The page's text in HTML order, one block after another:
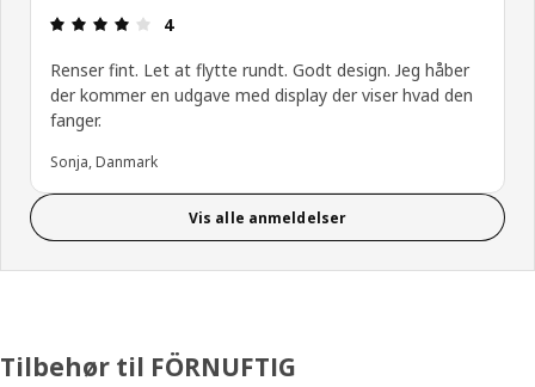
Anmeldelse: 4 Ud af 5 Stjerner.
4
Renser fint. Let at flytte rundt. Godt design. Jeg håber
der kommer en udgave med display der viser hvad den
fanger.
Sonja, Danmark
Vis alle anmeldelser
Tilbehør til FÖRNUFTIG